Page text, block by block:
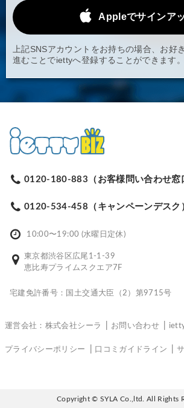
Appleでサインア
上記SNSアカウントをお持ちの場合、お好
進むことでiettyへ登録することができます。
0120-180-883（お客様問い合わせ窓
0120-534-458（キャンペーンデスク
10:00〜19:00 (水曜日定休)
東京都渋谷区広尾1-1-39
恵比寿プライムスクエア7F
宅建免許番号：国土交通大臣（2）第9715号
運営会社：株式会社シーラ お問い合わせ
プライバシーポリシー 口コミガイドライン
Copyright © SYLA Co.,ltd. All Rights